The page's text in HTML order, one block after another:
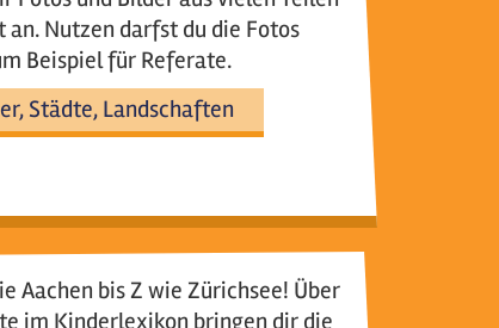
an. Nutzen darfst du die Fotos
Beispiel für Referate.
Städte, Landschaften
Aachen bis Z wie Zürichsee! Über
im Kinderlexikon bringen dir die